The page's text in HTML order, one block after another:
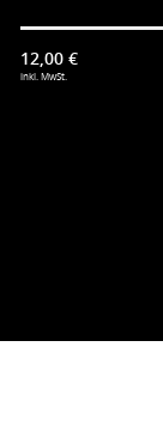
12,00 €
inkl. MwSt.